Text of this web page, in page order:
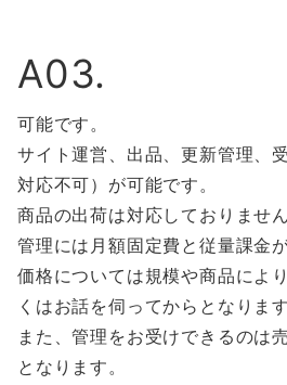
A03.
可能です。
サイト運営、出品、更新管理、
対応不可）が可能です。
商品の出荷は対応しておりません
管理には月額固定費と従量課金
価格については規模や商品によ
くはお話を伺ってからとなります
また、管理をお受けできるのは
となります。